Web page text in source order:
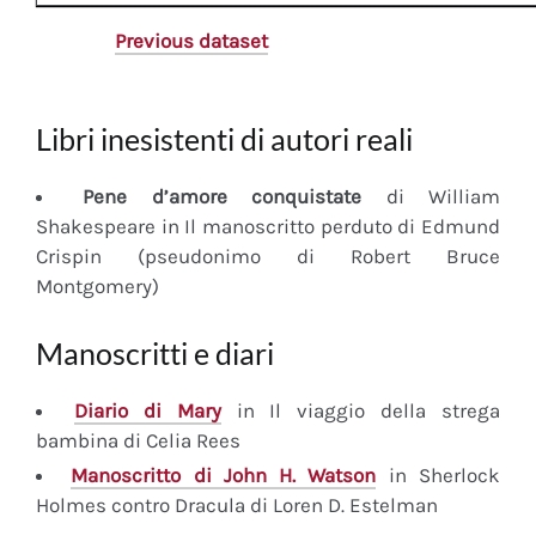
Previous dataset
Libri inesistenti di autori reali
Pene d’amore conquistate di William
Shakespeare in Il manoscritto perduto di Edmund
Crispin (pseudonimo di Robert Bruce
Montgomery)
Manoscritti e diari
Diariodi Maryin Il viaggio della strega
bambina di Celia Rees
Manoscritto di John H. Watson in Sherlock
Holmes contro Dracula di Loren D. Estelman